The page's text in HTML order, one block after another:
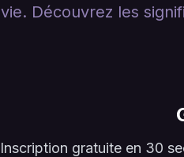
vie. Découvrez les
Inscription gratuite en 30